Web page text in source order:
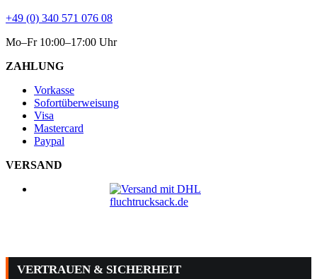
+49 (0) 340 571 076 08
Mo–Fr 10:00–17:00 Uhr
ZAHLUNG
Vorkasse
Sofortüberweisung
Visa
Mastercard
Paypal
VERSAND
VERTRAUEN & SICHERHEIT